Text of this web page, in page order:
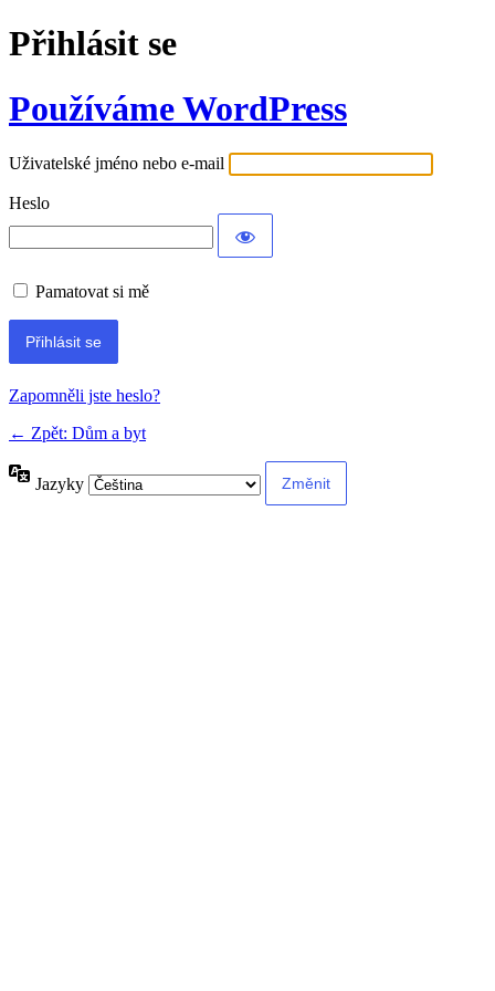
Přihlásit se
Používáme WordPress
Uživatelské jméno nebo e-mail
Heslo
Pamatovat si mě
Alternative:
Zapomněli jste heslo?
← Zpět: Dům a byt
Jazyky